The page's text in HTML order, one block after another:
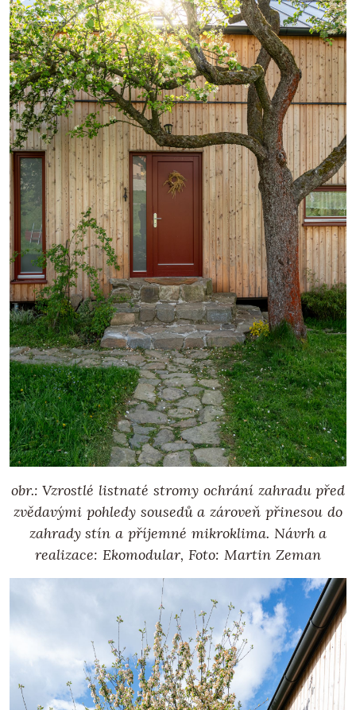
obr.: Vzrostlé listnaté stromy ochrání zahradu před
zvědavými pohledy sousedů a zároveň přinesou do
zahrady stín a příjemné mikroklima. Návrh a
realizace: Ekomodular, Foto: Martin Zeman